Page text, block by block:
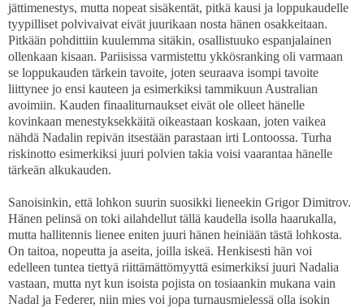
jättimenestys, mutta nopeat sisäkentät, pitkä kausi ja loppukaudelle
tyypilliset polvivaivat eivät juurikaan nosta hänen osakkeitaan.
Pitkään pohdittiin kuulemma sitäkin, osallistuuko espanjalainen
ollenkaan kisaan. Pariisissa varmistettu ykkösranking oli varmaan
se loppukauden tärkein tavoite, joten seuraava isompi tavoite
liittynee jo ensi kauteen ja esimerkiksi tammikuun Australian
avoimiin. Kauden finaaliturnaukset eivät ole olleet hänelle
kovinkaan menestyksekkäitä oikeastaan koskaan, joten vaikea
nähdä Nadalin repivän itsestään parastaan irti Lontoossa. Turha
riskinotto esimerkiksi juuri polvien takia voisi vaarantaa hänelle
tärkeän alkukauden.
Sanoisinkin, että lohkon suurin suosikki lieneekin Grigor Dimitrov.
Hänen pelinsä on toki ailahdellut tällä kaudella isolla haarukalla,
mutta hallitennis lienee eniten juuri hänen heiniään tästä lohkosta.
On taitoa, nopeutta ja aseita, joilla iskeä. Henkisesti hän voi
edelleen tuntea tiettyä riittämättömyyttä esimerkiksi juuri Nadalia
vastaan, mutta nyt kun isoista pojista on tosiaankin mukana vain
Nadal ja Federer, niin mies voi jopa turnausmielessä olla isokin